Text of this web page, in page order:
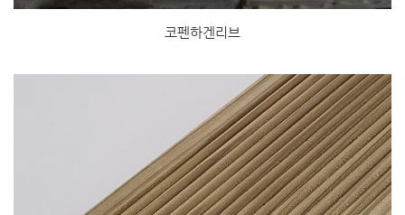
코펜하겐리브